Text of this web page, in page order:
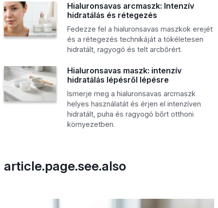
Hialuronsavas arcmaszk: Intenzív
hidratálás és rétegezés
Fedezze fel a hialuronsavas maszkok erejét
és a rétegezés technikáját a tökéletesen
hidratált, ragyogó és telt arcbőrért.
Hialuronsavas maszk: intenzív
hidratálás lépésről lépésre
Ismerje meg a hialuronsavas arcmaszk
helyes használatát és érjen el intenzíven
hidratált, puha és ragyogó bőrt otthoni
környezetben.
article.page.see.also